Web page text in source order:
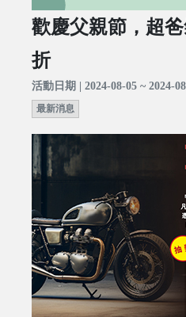
歡慶父親節，超
折
活動日期 | 2024-08-05 ~ 2024-
最新消息